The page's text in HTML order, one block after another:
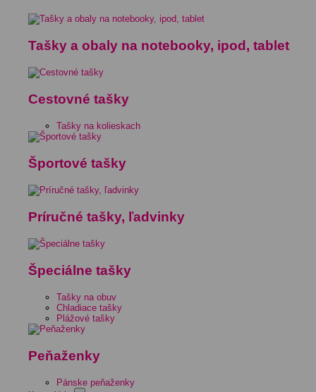
Tašky a obaly na notebooky, ipod, tablet
Cestovné tašky
Tašky na kolieskach
Športové tašky
Príručné tašky, ľadvinky
Špeciálne tašky
Tašky na obuv
Chladiace tašky
Plážové tašky
Peňaženky
Pánske peňaženky